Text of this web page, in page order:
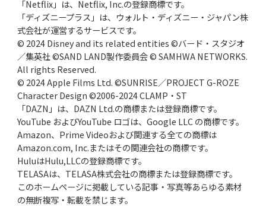
「Netflix」は、Netflix, Inc.の登録商標です。
「ディズニープラス」は、ウォルト・ディズニー・ジャパン株
式会社が運営するサービスです。
© 2024 Disney and its related entities ©バード・スタジオ
／集英社 ©SAND LAND製作委員会 © SAMHWA NETWORKS.
All rights Reserved.
© 2024 Apple Films Ltd. ©SUNRISE／PROJECT G-ROZE
Character Design ©2006-2024 CLAMP・ST
「DAZN」は、DAZN Ltd.の商標または登録商標です。
YouTube およびYouTube ロゴは、Google LLC の商標です。
Amazon、Prime Videoおよび関連する全ての商標は
Amazon.com, Inc.またはその関連会社の商標です。
HuluはHulu,LLCの登録商標です。
TELASAは、TELASA株式会社の商標または登録商標です。
このホームページに掲載している記事・写真等あらゆる素材
の無断複写・転載を禁じます。